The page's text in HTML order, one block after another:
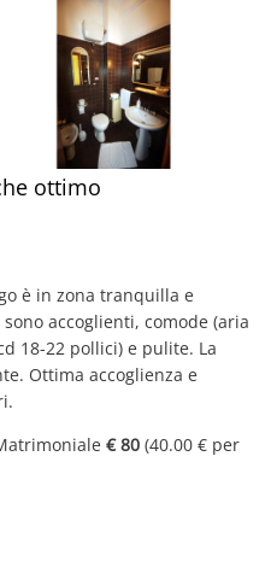
ottimo
è in zona tranquilla e
accoglienti, comode (aria
18-22 pollici) e pulite. La
Ottima accoglienza e
€ 80 (40.00 € per